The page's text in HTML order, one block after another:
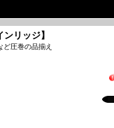
リッジ】
ど圧巻の品揃え